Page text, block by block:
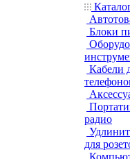
Блоки
Кабели
радио
для